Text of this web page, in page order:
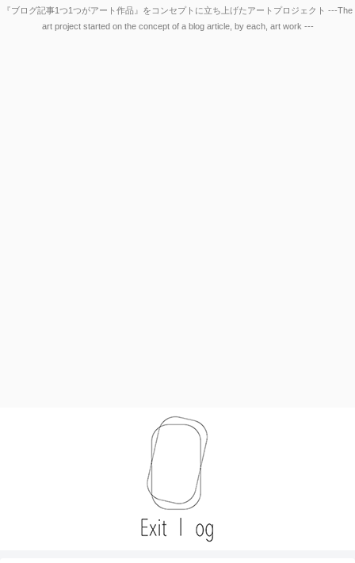
『ブログ記事1つ1つがアート作品』をコンセプトに立ち上げたアートプロジェクト ---The
art project started on the concept of a blog article, by each, art work ---